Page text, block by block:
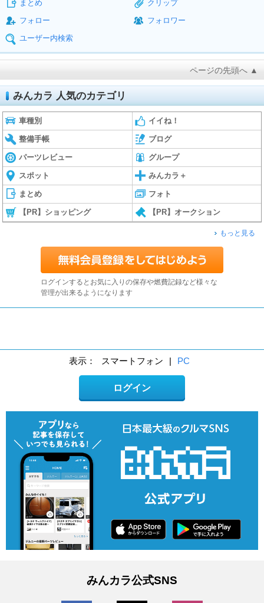
まとめ
クリップ
フォロー
フォロワー
ユーザー内検索
ページの先頭へ ▲
みんカラ 人気のカテゴリ
車種別 イイね！
整備手帳 ブログ
パーツレビュー グループ
スポット みんカラ＋
まとめ フォト
【PR】ショッピング 【PR】オークション
もっと見る
ログインするとお気に入りの保存や燃費記録など様々な
管理が出来るようになります
表示： スマートフォン | PC
ログイン
みんカラ公式SNS